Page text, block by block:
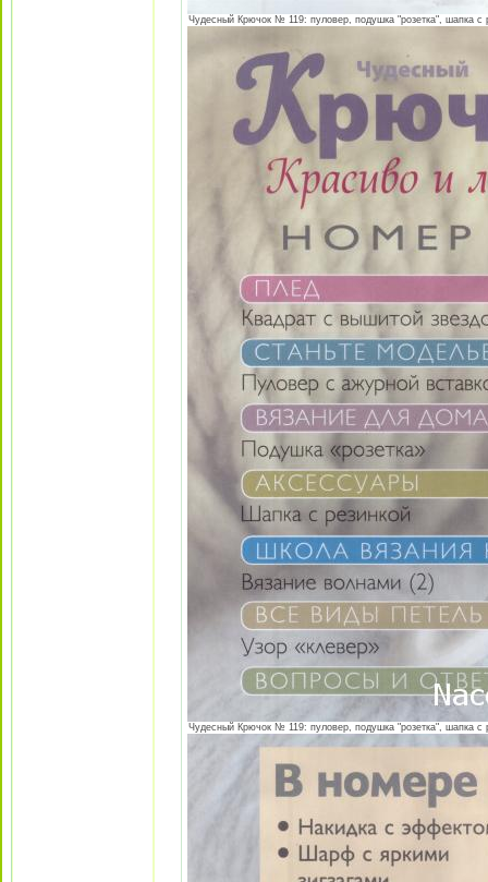
Чудесный Крючок № 119: пуловер, подушка "розетка", шапка с
Чудесный Крючок № 119: пуловер, подушка "розетка", шапка с